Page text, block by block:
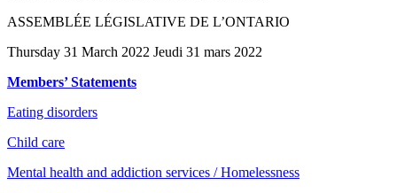
ASSEMBLÉE LÉGISLATIVE DE L’ONTARIO
Thursday 31 March 2022 Jeudi 31 mars 2022
Members’ Statements
Eating disorders
Child care
Mental health and addiction services / Homelessness